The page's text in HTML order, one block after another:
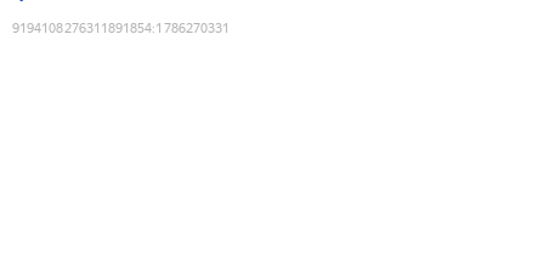
9194108276311891854:1786270331